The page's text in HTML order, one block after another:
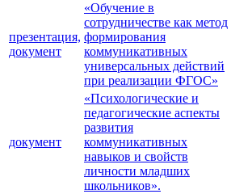
презентация,
документ
«Обучение в
сотрудничестве как метод
формирования
коммуникативных
универсальных действий
при реализации ФГОС»
документ
«Психологические и
педагогические аспекты
развития
коммуникативных
навыков и свойств
личности младших
школьников».